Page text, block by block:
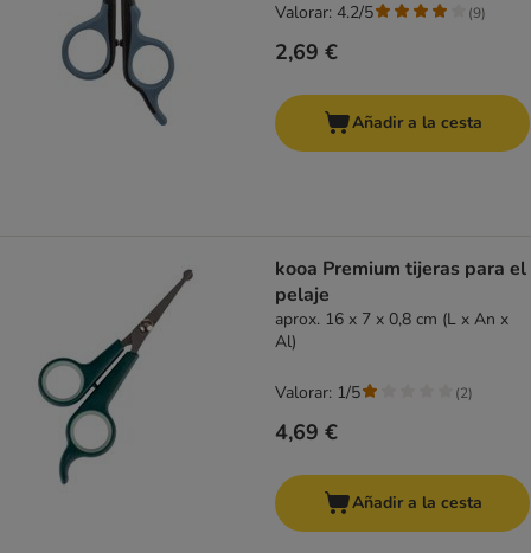
2,69 €
Valorar: 4.2/5 (9)
Añadir a la cesta
kooa Premium tijeras para el
pelaje
aprox. 16 x 7 x 0,8 cm (L x An x
Al)
4,69 €
Valorar: 1/5 (2)
Añadir a la cesta